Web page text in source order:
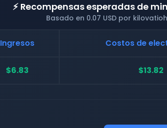
⚡ Recompensas esperadas de
Basado en 0.07 USD por
Ingresos Costos de
$6.83 $13.82